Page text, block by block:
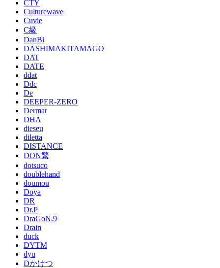
CTY
Culturewave
Cuvie
C級
DanBi
DASHIMAKITAMAGO
DAT
DATE
ddat
Ddc
De
DEEPER-ZERO
Dermar
DHA
dieseu
diletta
DISTANCE
DON繁
dotsuco
doublehand
doumou
Doya
DR
Dr.P
DraGoN.9
Drain
duck
DYTM
dyu
Dかけつ